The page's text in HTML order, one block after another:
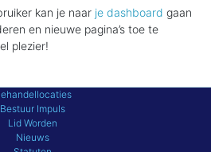
kan je naar je dashboard gaan
en nieuwe pagina’s toe te
plezier!
Bestuur Impuls
Lid Worden
Nieuws